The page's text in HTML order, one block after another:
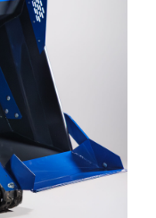
L
20°
ni godet) :
: 2050 x 880 x